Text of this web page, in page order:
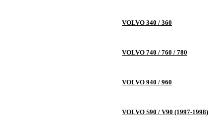
VOLVO 340 / 360
VOLVO 740 / 760 / 780
VOLVO 940 / 960
VOLVO S90 / V90 (1997-1998)